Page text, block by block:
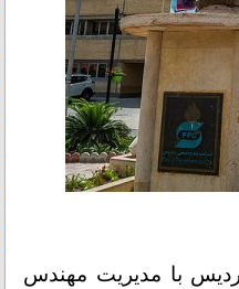
با مدیریت مهندس